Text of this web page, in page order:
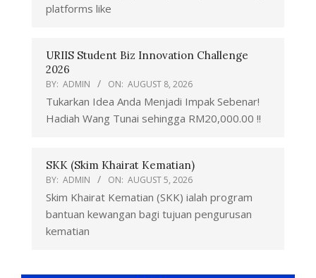
platforms like
URIIS Student Biz Innovation Challenge
2026
BY: ADMIN ON: AUGUST 8, 2026
Tukarkan Idea Anda Menjadi Impak Sebenar!
Hadiah Wang Tunai sehingga RM20,000.00 !!
SKK (Skim Khairat Kematian)
BY: ADMIN ON: AUGUST 5, 2026
Skim Khairat Kematian (SKK) ialah program
bantuan kewangan bagi tujuan pengurusan
kematian